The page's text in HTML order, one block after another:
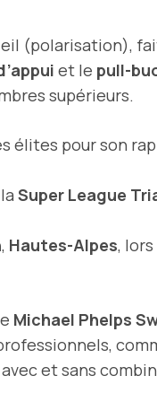
(polarisation),
et le pull-
supérieurs.
élites pour son
Super League
, Hautes-Alpes, lors
Michael Phelps
et sans